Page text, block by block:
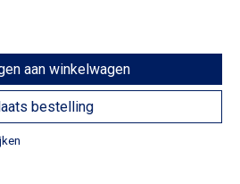
aan winkelwagen
bestelling